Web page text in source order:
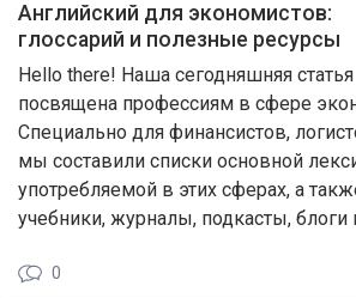
Английский для экономистов:
глоссарий и полезные ресурсы
Hello there! Наша сегодняшняя статья
посвящена профессиям в сфере
Специально для финансистов,
мы составили списки основной
употребляемой в этих сферах, а
учебники, журналы, подкасты, блоги
0